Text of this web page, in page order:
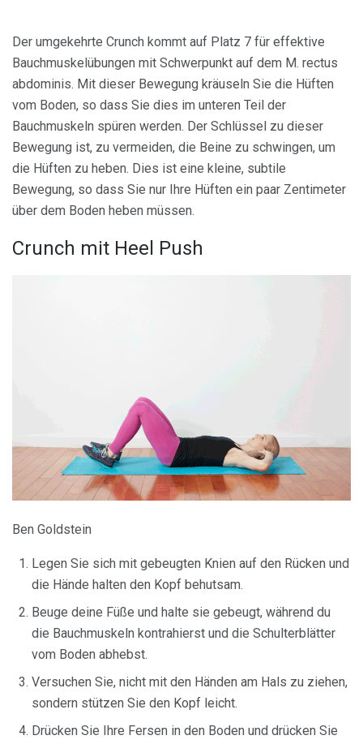
Der umgekehrte Crunch kommt auf Platz 7 für effektive
Bauchmuskelübungen mit Schwerpunkt auf dem M. rectus
abdominis. Mit dieser Bewegung kräuseln Sie die Hüften
vom Boden, so dass Sie dies im unteren Teil der
Bauchmuskeln spüren werden. Der Schlüssel zu dieser
Bewegung ist, zu vermeiden, die Beine zu schwingen, um
die Hüften zu heben. Dies ist eine kleine, subtile
Bewegung, so dass Sie nur Ihre Hüften ein paar Zentimeter
über dem Boden heben müssen.
Crunch mit Heel Push
Ben Goldstein
Legen Sie sich mit gebeugten Knien auf den Rücken und
die Hände halten den Kopf behutsam.
Beuge deine Füße und halte sie gebeugt, während du
die Bauchmuskeln kontrahierst und die Schulterblätter
vom Boden abhebst.
Versuchen Sie, nicht mit den Händen am Hals zu ziehen,
sondern stützen Sie den Kopf leicht.
Drücken Sie Ihre Fersen in den Boden und drücken Sie